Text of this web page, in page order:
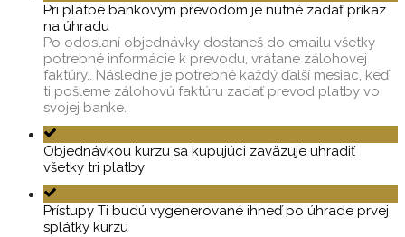
Pri platbe bankovým prevodom je nutné zadať príkaz
na úhradu
Po odoslaní objednávky dostaneš do emailu všetky
potrebné informácie k prevodu, vrátane zálohovej
faktúry.. Následne je potrebné každý ďalší mesiac, keď
ti pošleme zálohovú faktúru zadať prevod platby vo
svojej banke.
Objednávkou kurzu sa kupujúci zaväzuje uhradiť
všetky tri platby
Prístupy Ti budú vygenerované ihneď po úhrade prvej
splátky kurzu